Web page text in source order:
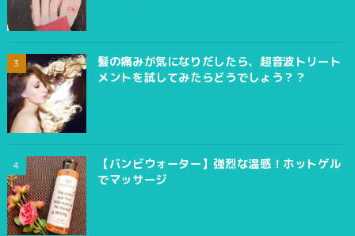
髪の痛みが気になりだしたら、超音波トリート
メントを試してみたらどうでしょう？？
【バンビウォーター】強烈な温感！ホットゲル
でマッサージ